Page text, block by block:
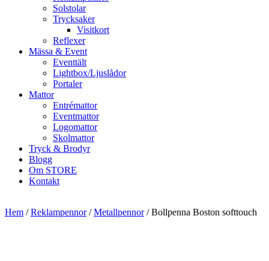
Solstolar
Trycksaker
Visitkort
Reflexer
Mässa & Event
Eventtält
Lightbox/Ljuslådor
Portaler
Mattor
Entrémattor
Eventmattor
Logomattor
Skolmattor
Tryck & Brodyr
Blogg
Om STORE
Kontakt
Hem /Reklampennor/Metallpennor/ Bollpenna Boston softtouch